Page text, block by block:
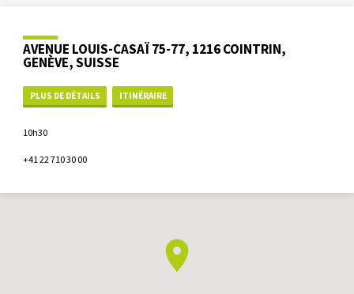
AVENUE LOUIS-CASAÏ 75-77, 1216 COINTRIN,
GENÈVE, SUISSE
PLUS DE DÉTAILS ITINÉRAIRE
10h30
+41 22 710 30 00